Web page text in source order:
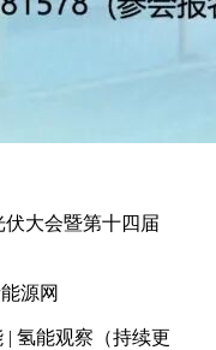
伏大会暨第十四届
源网
| 氢能观察（持续更